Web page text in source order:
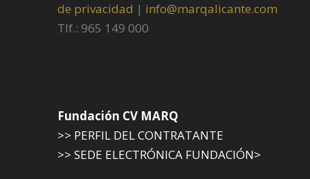
de privacidad | info@marqalicante.com
Tlf.: 965 149 000
Fundación CV MARQ
>> PERFIL DEL CONTRATANTE
>> SEDE ELECTRÓNICA FUNDACIÓN>